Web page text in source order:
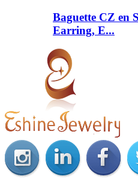
Baguette CZ en
Earring, E...